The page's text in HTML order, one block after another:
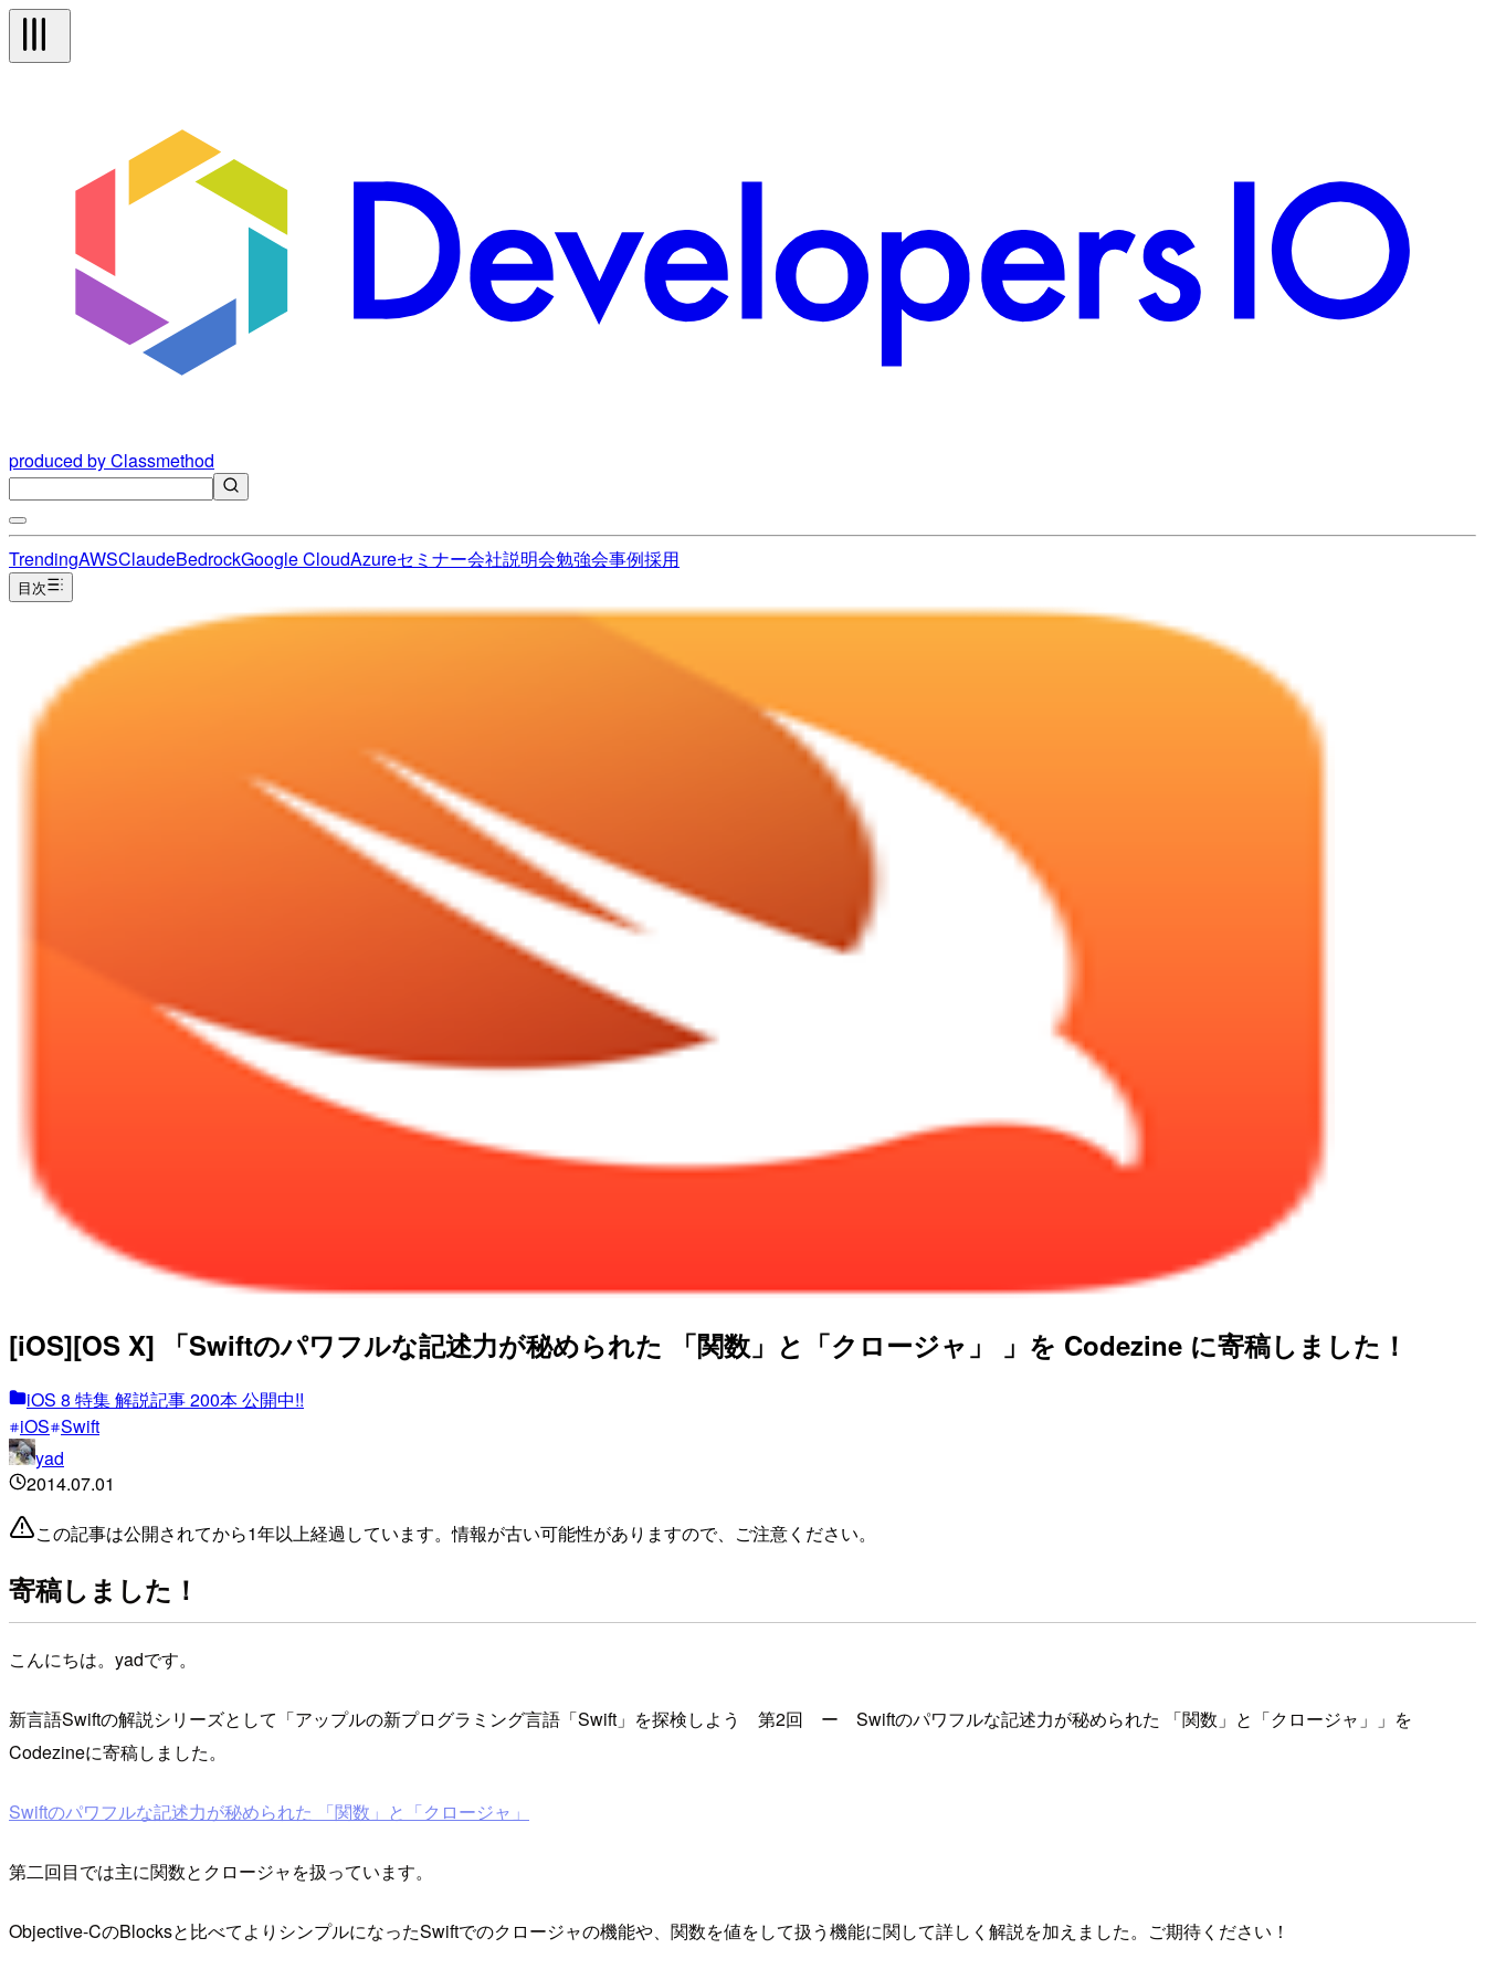
produced by Classmethod
TrendingAWSClaudeBedrockGoogle CloudAzureセミナー会社説明会勉強会事例採用
目次
[iOS][OS X] 「Swiftのパワフルな記述力が秘められた 「関数」と「クロージャ」 」を Codezine に寄稿しました！
iOS 8 特集 解説記事 200本 公開中!!
iOS Swift
yad
2014.07.01
この記事は公開されてから1年以上経過しています。情報が古い可能性がありますので、ご注意ください。
寄稿しました！
こんにちは。yadです。
新言語Swiftの解説シリーズとして「アップルの新プログラミング言語「Swift」を探検しよう 第2回 ー Swiftのパワフルな記述力が秘められた 「関数」と「クロージャ」」を
Codezineに寄稿しました。
Swiftのパワフルな記述力が秘められた 「関数」と「クロージャ」
第二回目では主に関数とクロージャを扱っています。
Objective-CのBlocksと比べてよりシンプルになったSwiftでのクロージャの機能や、関数を値をして扱う機能に関して詳しく解説を加えました。ご期待ください！